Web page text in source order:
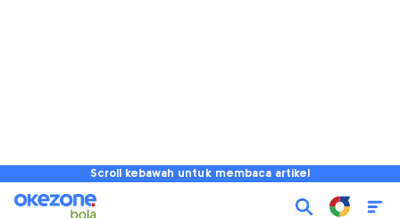
Scroll kebawah untuk membaca artikel